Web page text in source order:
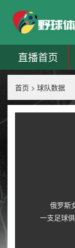
直播首页
首页 > 球队数据
俄罗斯
一支足球俱